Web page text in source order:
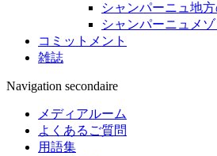
シャンパーニュ地
シャンパーニュメ
コミットメント
雑誌
Navigation secondaire
メディアルーム
よくあるご質問
用語集